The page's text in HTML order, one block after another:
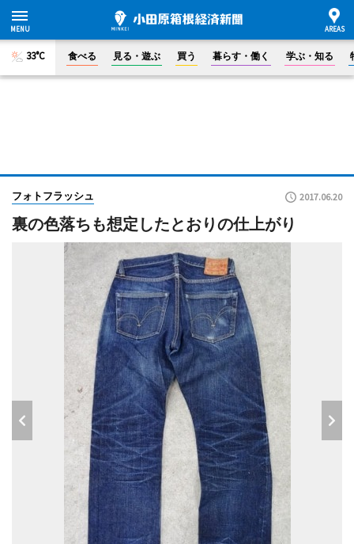
33°C 食べる 見る・遊ぶ 買う 暮らす・働く 学ぶ・知る
フォトフラッシュ 2017.06.20
裏の色落ちも想定したとおりの仕上がり